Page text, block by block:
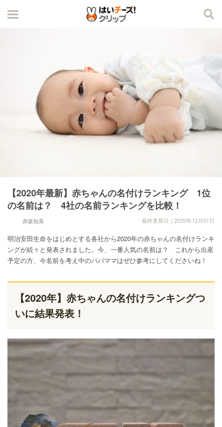
【2020年最新】赤ちゃんの名付けランキング 1位
の名前は？ 4社の名前ランキングを比較！
赤坂知美 最終更新日｜2020年12月01日
明治安田生命をはじめとする各社から2020年の赤ちゃんの名付けランキ
ングが続々と発表されました。今、一番人気の名前は？ これから出産
予定の方、今名前を考え中のパパママはぜひ参考にしてくださいね！
【2020年】赤ちゃんの名付けランキングつ
いに結果発表！